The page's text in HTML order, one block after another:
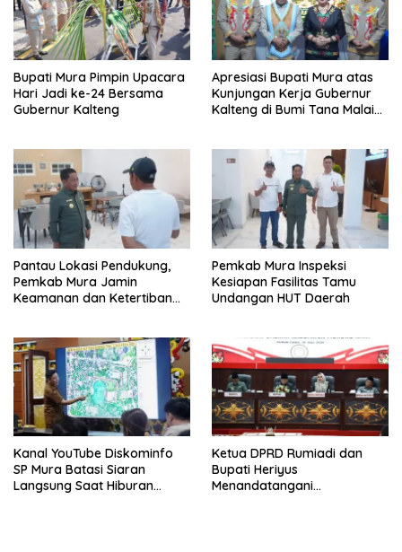
Bupati Mura Pimpin Upacara
Hari Jadi ke-24 Bersama
Gubernur Kalteng
Apresiasi Bupati Mura atas
Kunjungan Kerja Gubernur
Kalteng di Bumi Tana Malai
Pantau Lokasi Pendukung,
Pemkab Mura Jamin
Keamanan dan Ketertiban
Pemkab Mura Inspeksi
Kesiapan Fasilitas Tamu
Undangan HUT Daerah
Kanal YouTube Diskominfo
SP Mura Batasi Siaran
Langsung Saat Hiburan
Ketua DPRD Rumiadi dan
Bupati Heriyus
Menandatangani